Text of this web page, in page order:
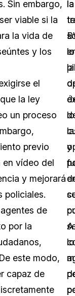
Sin embargo,
viable si la
la vida de
y los
el
la ley
un proceso
previo
en vídeo del
y mejorará
policiales.
de
por la
este modo,
capaz de
la
y
la
A